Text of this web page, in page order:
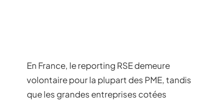
En France, le reporting RSE demeure
volontaire pour la plupart des PME, tandis
que les grandes entreprises cotées